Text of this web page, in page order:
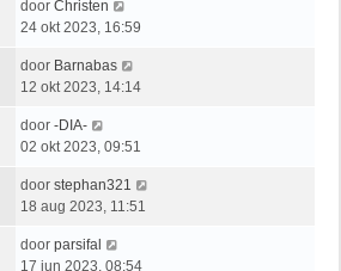
door Christen
24 okt 2023, 16:59
door Barnabas
12 okt 2023, 14:14
door -DIA-
02 okt 2023, 09:51
door stephan321
18 aug 2023, 11:51
door parsifal
17 jun 2023, 08:54